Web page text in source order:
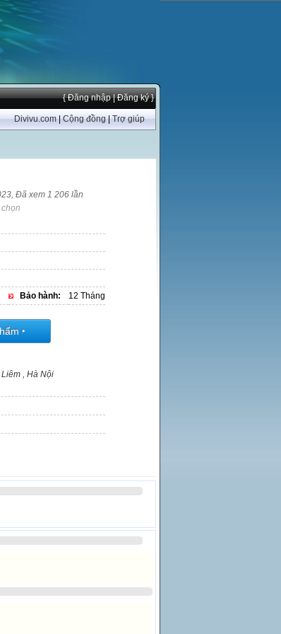
{ Đăng nhập| Đăng ký }
Divivu.com|Cộng đồng|Trợ giúp
Đã xem 1 206 lần
Bảo hành: 12 Tháng
‣
, Hà Nội